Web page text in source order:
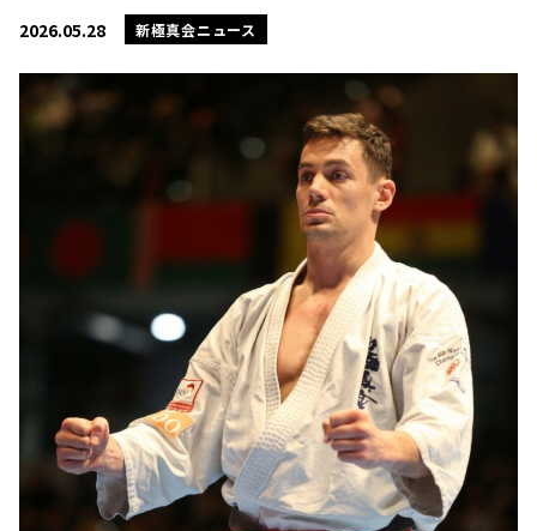
2026.05.28 新極真会ニュース